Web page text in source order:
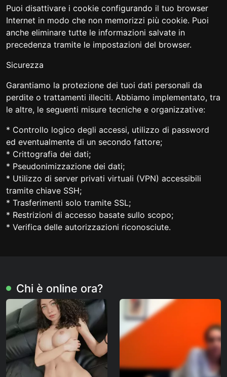
Puoi disattivare i cookie configurando il tuo browser
Internet in modo che non memorizzi più cookie. Puoi
anche eliminare tutte le informazioni salvate in
precedenza tramite le impostazioni del browser.
Sicurezza
Garantiamo la protezione dei tuoi dati personali da
perdite o trattamenti illeciti. Abbiamo implementato, tra
le altre, le seguenti misure tecniche e organizzative:
* Controllo logico degli accessi, utilizzo di password
ed eventualmente di un secondo fattore;
* Crittografia dei dati;
* Pseudonimizzazione dei dati;
* Utilizzo di server privati ​​virtuali (VPN) accessibili
tramite chiave SSH;
* Trasferimenti solo tramite SSL;
* Restrizioni di accesso basate sullo scopo;
* Verifica delle autorizzazioni riconosciute.
Chi è online ora?